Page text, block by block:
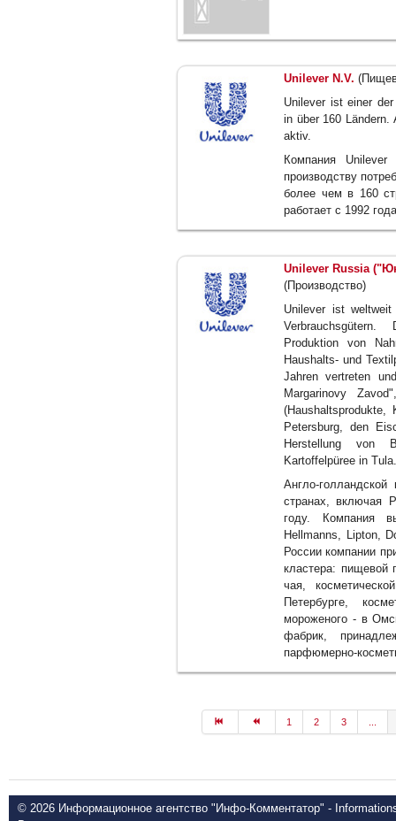
Unilever N.V.
Unilever ist einer
in über 160
aktiv.
Компания
производству
более чем в 160
работает с 1992
Unilever Russia
(Производство)
Unilever ist
Produktion von
Haushalts- und
Jahren vertreten
Margarinovy
(Haushaltsprodukte,
Petersburg, den
Herstellung von
Kartoffelpüree in Tula.
Англо-
странах, включая
году. Компания
Hellmanns, Lipton,
России компании
кластера: пищевой
чая,
Петербурге,
мороженого - в
фабрик,
парфюмерно-
1 2 3
© 2026 Информационное агентство "Инфо-Комментатор" -